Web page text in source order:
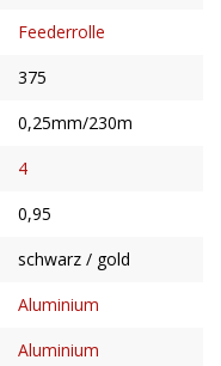
Feederrolle
375
0,25mm/230m
4
0,95
schwarz / gold
Aluminium
Aluminium